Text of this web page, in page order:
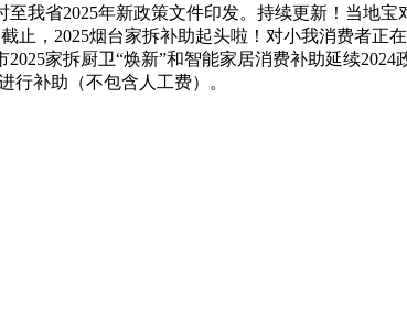
我省2025年新政策文件印发。持续更新！当地宝
，2025烟台家拆补助起头啦！对小我消费者正
家拆厨卫“焕新”和智能家居消费补助延续2024
行补助（不包含人工费）。